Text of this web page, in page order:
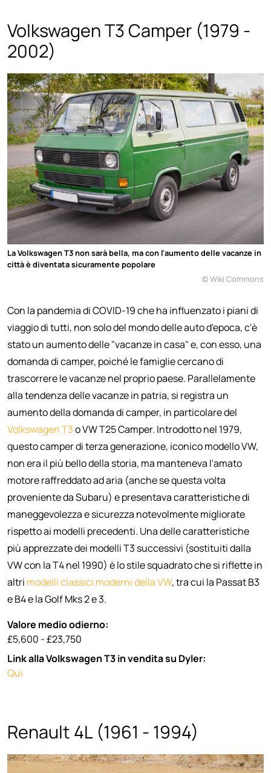
Volkswagen T3 Camper (1979 -
2002)
La Volkswagen T3 non sarà bella, ma con l'aumento delle vacanze in
città è diventata sicuramente popolare
© Wiki Commons
Con la pandemia di COVID-19 che ha influenzato i piani di
viaggio di tutti, non solo del mondo delle auto d'epoca, c'è
stato un aumento delle "vacanze in casa" e, con esso, una
domanda di camper, poiché le famiglie cercano di
trascorrere le vacanze nel proprio paese. Parallelamente
alla tendenza delle vacanze in patria, si registra un
aumento della domanda di camper, in particolare del
Volkswagen T3o VW T25 Camper. Introdotto nel 1979,
questo camper di terza generazione, iconico modello VW,
non era il più bello della storia, ma manteneva l'amato
motore raffreddato ad aria (anche se questa volta
proveniente da Subaru) e presentava caratteristiche di
maneggevolezza e sicurezza notevolmente migliorate
rispetto ai modelli precedenti. Una delle caratteristiche
più apprezzate dei modelli T3 successivi (sostituiti dalla
VW con la T4 nel 1990) è lo stile squadrato che si riflette in
altri modelli classici moderni della VW, tra cui la Passat B3
e B4 e la Golf Mks 2 e 3.
Valore medio odierno:
£5,600 - £23,750
Link alla Volkswagen T3 in vendita su Dyler:
Qui
Renault 4L (1961 - 1994)